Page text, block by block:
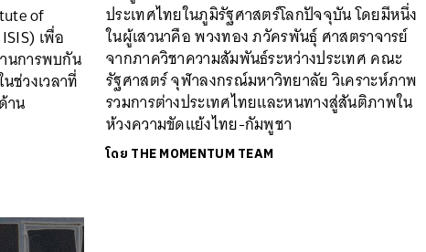
of
เพื่อ
นการพบกัน
ช่วงเวลาที่
าน
ประเทศไทยในภูมิรัฐศาสตร์โลกปัจจุบัน โดยมีหนึ่ง
ในผู้เสวนาคือ พวงทอง ภวัครพันธุ์ ศาสตราจารย์
จากภาควิชาความสัมพันธ์ระหว่างประเทศ คณะ
รัฐศาสตร์ จุฬาลงกรณ์มหาวิทยาลัย วิเคราะห์ภาพ
รวมการต่างประเทศไทยและหนทางสู่สันติภาพใน
ห้วงความขัดแย้งไทย-กัมพูชา
โดย THE MOMENTUM TEAM